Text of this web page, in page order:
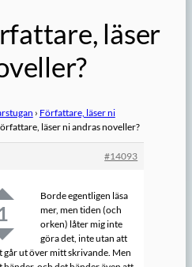
läser
› Författare, läser ni
läser ni andras noveller?
#14093
Borde egentligen läsa
mer, men tiden (och
orken) låter mig inte
göra det, inte utan att
går ut över mitt skrivande. Men